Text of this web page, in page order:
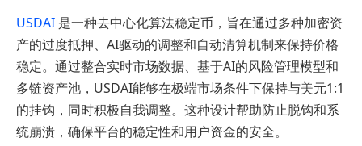
USDAI 是一种去中心化算法稳定币，旨在通过多种加密资
产的过度抵押、AI驱动的调整和自动清算机制来保持价格
稳定。通过整合实时市场数据、基于AI的风险管理模型和
多链资产池，USDAI能够在极端市场条件下保持与美元1:1
的挂钩，同时积极自我调整。这种设计帮助防止脱钩和系
统崩溃，确保平台的稳定性和用户资金的安全。